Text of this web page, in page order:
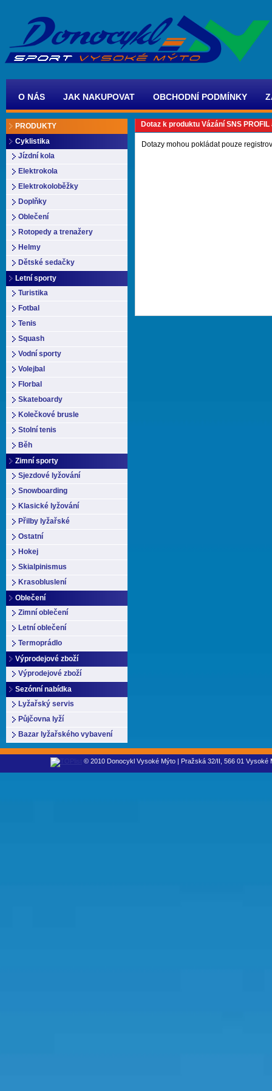
O NÁS JAK NAKUPOVAT OBCHODNÍ PODMÍNKY
PRODUKTY
Cyklistika
Jízdní kola
Elektrokola
Elektrokoloběžky
Doplňky
Oblečení
Rotopedy a trenažery
Helmy
Dětské sedačky
Letní sporty
Turistika
Fotbal
Tenis
Squash
Vodní sporty
Volejbal
Florbal
Skateboardy
Kolečkové brusle
Stolní tenis
Běh
Zimní sporty
Sjezdové lyžování
Snowboarding
Klasické lyžování
Přilby lyžařské
Ostatní
Hokej
Skialpinismus
Krasobluslení
Oblečení
Zimní oblečení
Letní oblečení
Termoprádlo
Výprodejové zboží
Výprodejové zboží
Sezónní nabídka
Lyžařský servis
Půjčovna lyží
Bazar lyžařského vybavení
Dotaz k produktu Vázání SNS PROFIL
Dotazy mohou pokládat pouze
© 2010 Donocykl Vysoké Mýto | Pražská 32/II, 566 01 Vysoké